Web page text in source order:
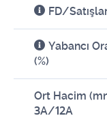
FD/
Yabancı
(%)
Ort Hacim
3A/12A